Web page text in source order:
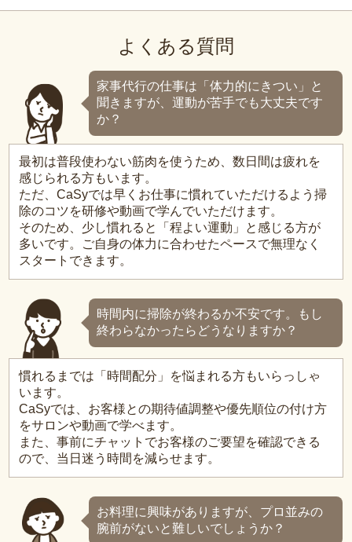
よくある質問
家事代行の仕事は「体力的にきつい」と
聞きますが、運動が苦手でも大丈夫です
か？
最初は普段使わない筋肉を使うため、数日間は疲れを
感じられる方もいます。
ただ、CaSyでは早くお仕事に慣れていただけるよう掃
除のコツを研修や動画で学んでいただけます。
そのため、少し慣れると「程よい運動」と感じる方が
多いです。ご自身の体力に合わせたペースで無理なく
スタートできます。
時間内に掃除が終わるか不安です。もし
終わらなかったらどうなりますか？
慣れるまでは「時間配分」を悩まれる方もいらっしゃ
います。
CaSyでは、お客様との期待値調整や優先順位の付け方
をサロンや動画で学べます。
また、事前にチャットでお客様のご要望を確認できる
ので、当日迷う時間を減らせます。
お料理に興味がありますが、プロ並みの
腕前がないと難しいでしょうか？